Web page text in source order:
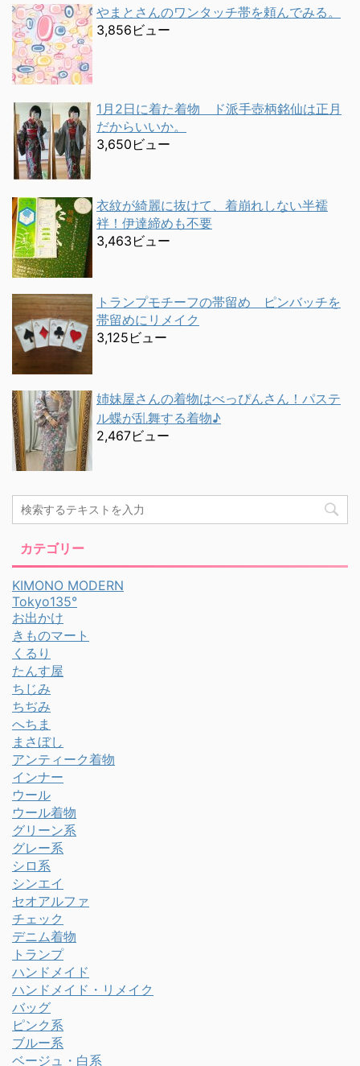
やまとさんのワンタッチ帯を頼んでみる。
3,856ビュー
1月2日に着た着物 ド派手壺柄銘仙は正月
だからいいか。
3,650ビュー
衣紋が綺麗に抜けて、着崩れしない半襦
袢！伊達締めも不要
3,463ビュー
トランプモチーフの帯留め ピンバッチを
帯留めにリメイク
3,125ビュー
姉妹屋さんの着物はべっぴんさん！パステ
ル蝶が乱舞する着物♪
2,467ビュー
カテゴリー
KIMONO MODERN
Tokyo135°
お出かけ
きものマート
くるり
たんす屋
ちじみ
ちぢみ
へちま
まさぼし
アンティーク着物
インナー
ウール
ウール着物
グリーン系
グレー系
シロ系
シンエイ
セオアルファ
チェック
デニム着物
トランプ
ハンドメイド
ハンドメイド・リメイク
バッグ
ピンク系
ブルー系
ベージュ・白系